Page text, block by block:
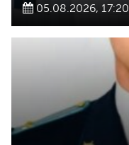
05.08.2026, 17:20